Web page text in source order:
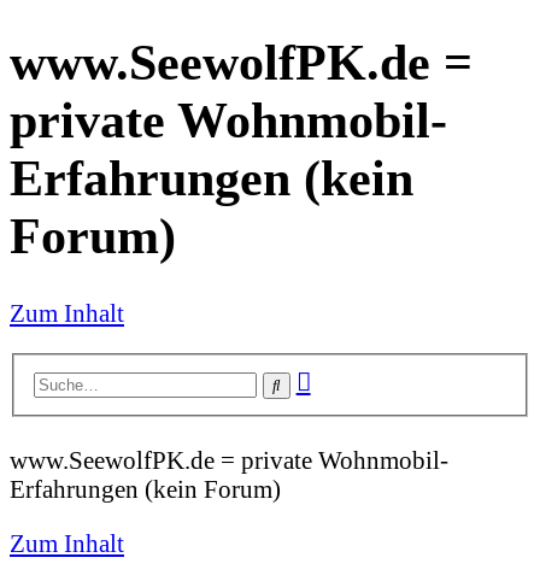
www.SeewolfPK.de =
private Wohnmobil-
Erfahrungen (kein
Forum)
Zum Inhalt
SucheErweiterte
www.SeewolfPK.de = private Wohnmobil-
Erfahrungen (kein Forum)
Zum Inhalt